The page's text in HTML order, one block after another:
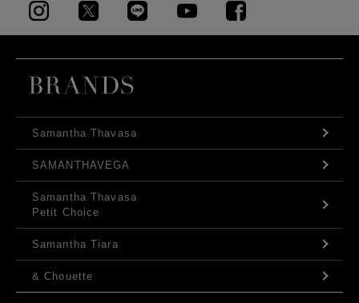
Samantha Thavasa
SAMANTHAVEGA
Samantha Thavasa
Petit Choice
Samantha Tiara
& Chouette